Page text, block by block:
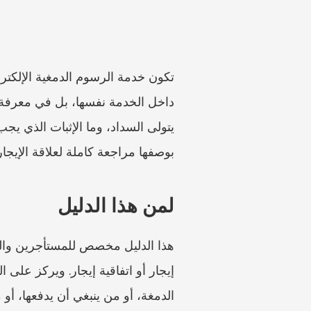
بوصفها مراجعة كاملة لعلاقة
لمن هذا الدليل